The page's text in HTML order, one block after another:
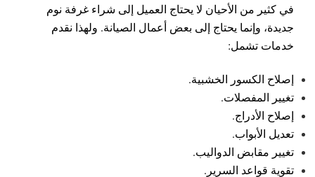
في كثير من الأحيان لا يحتاج العميل إلى شراء غرفة نوم
جديدة، وإنما يحتاج إلى بعض أعمال الصيانة. ولهذا نقدم
خدمات تشمل:
إصلاح الكسور الخشبية.
تغيير المفصلات.
إصلاح الأدراج.
تعديل الأبواب.
تغيير مقابض الدواليب.
تقوية قواعد السرير.